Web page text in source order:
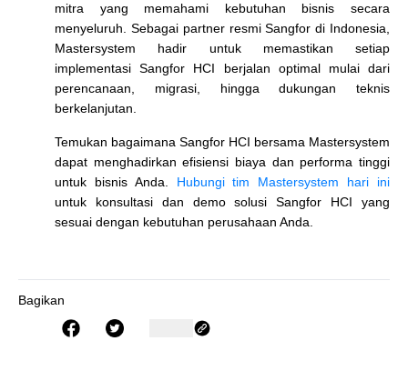
mitra yang memahami kebutuhan bisnis secara
menyeluruh. Sebagai partner resmi Sangfor di Indonesia,
Mastersystem hadir untuk memastikan setiap
implementasi Sangfor HCI berjalan optimal mulai dari
perencanaan, migrasi, hingga dukungan teknis
berkelanjutan.
Temukan bagaimana Sangfor HCI bersama Mastersystem
dapat menghadirkan efisiensi biaya dan performa tinggi
untuk bisnis Anda. Hubungi tim Mastersystem hari ini
untuk konsultasi dan demo solusi Sangfor HCI yang
sesuai dengan kebutuhan perusahaan Anda.
Bagikan